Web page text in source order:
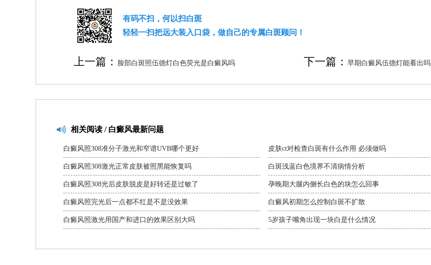
有码不扫，何以扫白斑
轻轻一扫把远大装入口袋，做自己的专属白斑顾问！
上一篇： 脸部白斑照伍德灯白色荧光是白癜风吗 下一篇：早期白癜风伍德灯能看出吗
相关阅读 / 白癜风最新问题
白癜风照308准分子激光和窄谱UVB哪个更好
白癜风照308激光正常皮肤被照黑能恢复吗
白癜风照308光后皮肤脱皮是好转还是过敏了
白癜风照完光后一点都不红是不是没效果
白癜风照激光用国产和进口的效果区别大吗
皮肤ct对检查白斑有什么作用 必须做吗
白斑浅蓝白色境界不清病情分析
孕晚期大腿内侧长白色的块怎么回事
白癜风初期怎么控制白斑不扩散
5岁孩子嘴角出现一块白是什么情况